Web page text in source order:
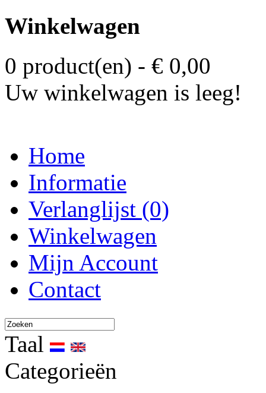
Winkelwagen
0 product(en) - € 0,00
Uw winkelwagen is leeg!
Home
Informatie
Verlanglijst (0)
Winkelwagen
Mijn Account
Contact
Taal
Categorieën